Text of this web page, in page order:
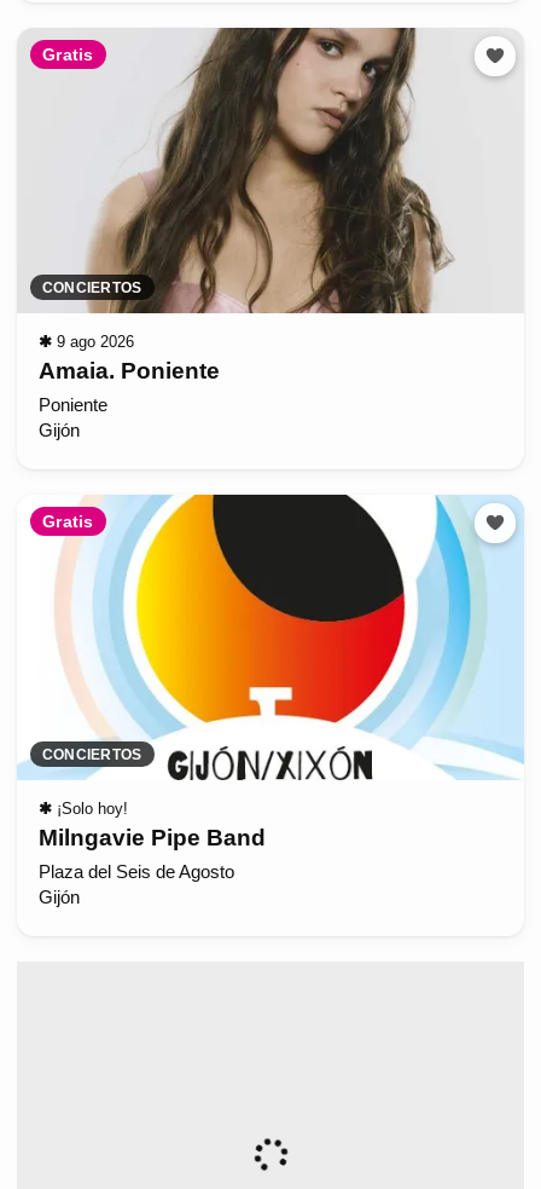
Gratis
CONCIERTOS
✱ 9 ago 2026
Amaia. Poniente
Poniente
Gijón
Gratis
CONCIERTOS
✱ ¡Solo hoy!
Milngavie Pipe Band
Plaza del Seis de Agosto
Gijón